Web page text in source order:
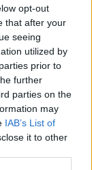
opt-out
that after your
seeing
utilized by
prior to
further
parties on the
may
IAB’s List of
it to other
się
nie dawała
która nie
ślicznotka
zachować
koszuli”.